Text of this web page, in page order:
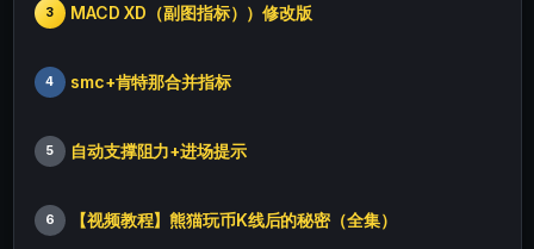
3 MACD XD（副图指标））修改版
4 smc+肯特那合并指标
5 自动支撑阻力+进场提示
6 【视频教程】熊猫玩币K线后的秘密（全集）